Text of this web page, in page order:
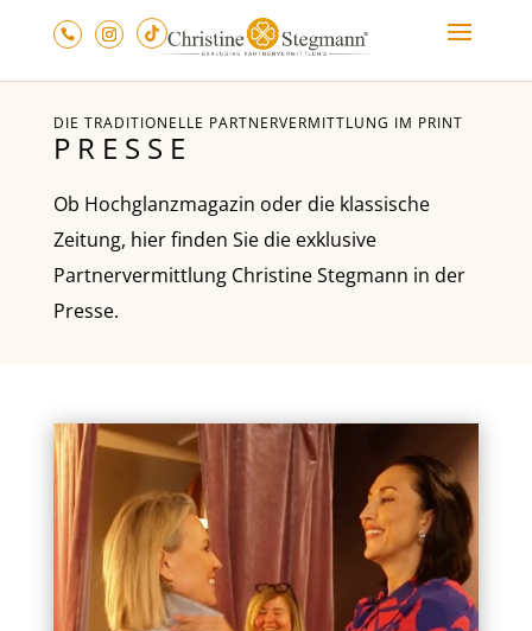
DIE TRADITIONELLE PARTNERVERMITTLUNG IM PRINT
PRESSE
Ob Hochglanzmagazin oder die klassische
Zeitung, hier finden Sie die exklusive
Partnervermittlung Christine Stegmann in der
Presse.